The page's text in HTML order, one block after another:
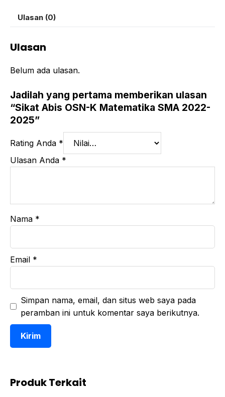
c
e
b
o
k
t
s
p
p
p
y
n
k
e
m
Ulasan (0)
Ulasan
Belum ada ulasan.
Jadilah yang pertama memberikan ulasan
“Sikat Abis OSN-K Matematika SMA 2022-
2025”
Rating Anda *
Ulasan Anda *
Nama *
Email *
Simpan nama, email, dan situs web saya pada
peramban ini untuk komentar saya berikutnya.
Produk Terkait